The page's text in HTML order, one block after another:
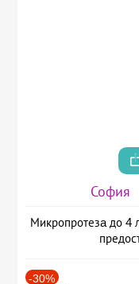
София
Микропротезa до 4
-30%